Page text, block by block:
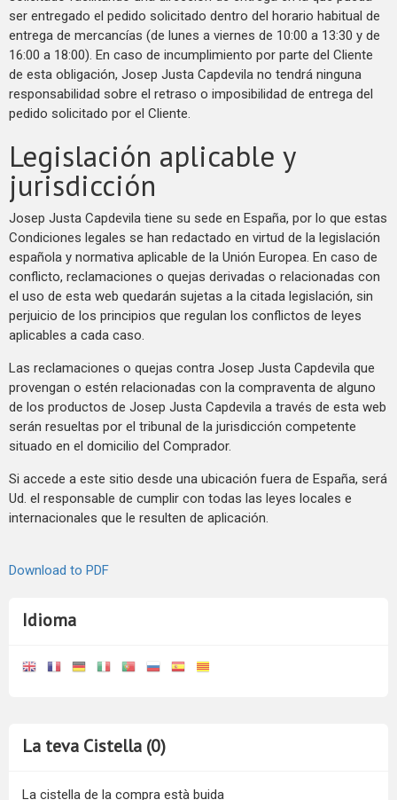
Idioma
La teva Cistella (0)
La cistella de la compra està buida
ser entregado el pedido solicitado dentro del horario habitual de
entrega de mercancías (de lunes a viernes de 10:00 a 13:30 y de
16:00 a 18:00). En caso de incumplimiento por parte del Cliente
de esta obligación, Josep Justa Capdevila no tendrá ninguna
responsabilidad sobre el retraso o imposibilidad de entrega del
pedido solicitado por el Cliente.
Legislación aplicable y
jurisdicción
Josep Justa Capdevila tiene su sede en España, por lo que estas
Condiciones legales se han redactado en virtud de la legislación
española y normativa aplicable de la Unión Europea. En caso de
conflicto, reclamaciones o quejas derivadas o relacionadas con
el uso de esta web quedarán sujetas a la citada legislación, sin
perjuicio de los principios que regulan los conflictos de leyes
aplicables a cada caso.
Las reclamaciones o quejas contra Josep Justa Capdevila que
provengan o estén relacionadas con la compraventa de alguno
de los productos de Josep Justa Capdevila a través de esta web
serán resueltas por el tribunal de la jurisdicción competente
situado en el domicilio del Comprador.
Si accede a este sitio desde una ubicación fuera de España, será
Ud. el responsable de cumplir con todas las leyes locales e
internacionales que le resulten de aplicación.
Download to PDF